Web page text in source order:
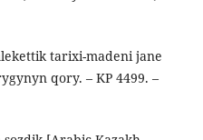
tarixi-madeni jane
qory. – KP 4499. –